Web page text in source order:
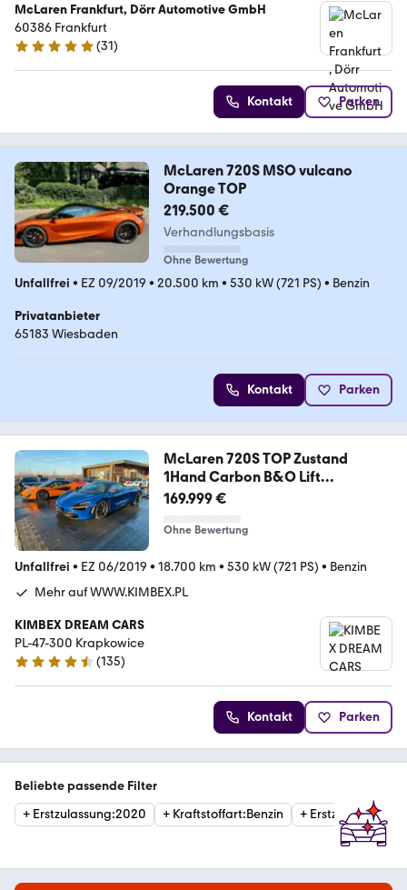
McLaren Frankfurt, Dörr Automotive GmbH
60386 Frankfurt
5 Sterne
(31)
Kontakt Parken
McLaren 720S MSO vulcano
Orange TOP
219.500 €
Verhandlungsbasis
Ohne Bewertung
Unfallfrei • EZ 09/2019 • 20.500 km • 530 kW (721 PS) • Benzin
Privatanbieter
65183 Wiesbaden
Kontakt Parken
McLaren 720S TOP Zustand
1Hand Carbon B&O Lift
Performan
169.999 €
Ohne Bewertung
Unfallfrei • EZ 06/2019 • 18.700 km • 530 kW (721 PS) • Benzin
Mehr auf WWW.KIMBEX.PL
KIMBEX DREAM CARS
PL-47-300 Krapkowice
4.7 Sterne
(135)
Kontakt Parken
Beliebte passende Filter
+ Erstzulassung:2020 + Kraftstoffart:Benzin + Erstzulassung